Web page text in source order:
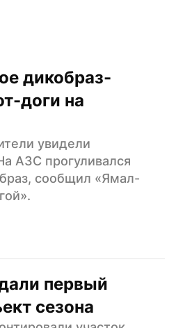
дикобраз-
доги на
увидели
АЗС прогуливался
сообщил «Ямал-
первый
сезона